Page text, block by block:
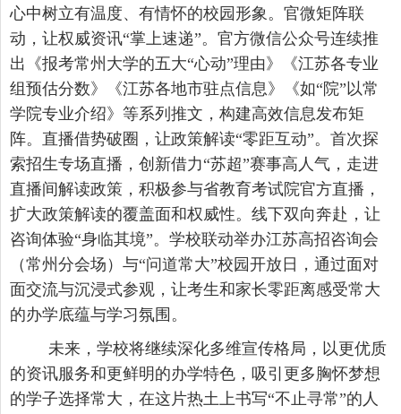
心中树立有温度、有情怀的校园形象。官微矩阵联
动，让权威资讯“掌上速递”。官方微信公众号连续推
出《报考常州大学的五大“心动”理由》《江苏各专业
组预估分数》《江苏各地市驻点信息》《如“院”以常
学院专业介绍》等系列推文，构建高效信息发布矩
阵。直播借势破圈，让政策解读“零距互动”。首次探
索招生专场直播，创新借力“苏超”赛事高人气，走进
直播间解读政策 ， 积极参与省教育考试院官方直播，
扩大政策解读的覆盖面和权威性。线下双向奔赴，让
咨询体验“身临其境”。学校联动举办江苏高招咨询会
（常州分会场）与“问道常大”校园开放日，通过面对
面交流与沉浸式参观，让考生和家长零距离感受常大
的办学底蕴与学习氛围。
未来，学校将继续深化多维宣传格局，以更优质
的资讯服务和更鲜明的办学特色，吸引更多胸怀梦想
的学子选择常大，在这片热土上书写“不止寻常”的人